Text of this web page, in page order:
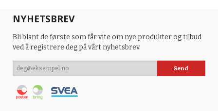
NYHETSBREV
Bli blant de første som får vite om nye produkter og tilbud
ved å registrere deg på vårt nyhetsbrev.